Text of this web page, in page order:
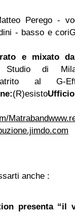
Perego -
- basso e cori
e mixato
Studio di
al G-
(R)esisto
Matraband
anche :
presenta “il